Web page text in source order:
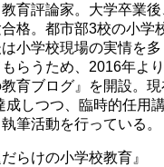
育評論家。大学卒業後
格。都市部3校の小学
小学校現場の実情を多
らうため、2016年より
教育ブログ』を開設。現
成しつつ、臨時的任用
筆活動を行っている。
らけの小学校教育』